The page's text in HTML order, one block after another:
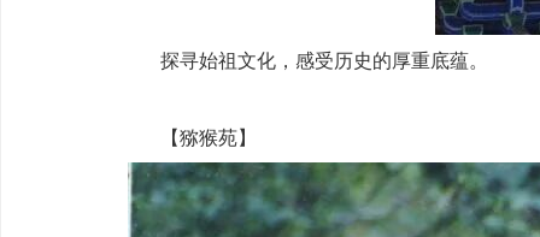
探寻始祖文化，感受历史的厚重底蕴。
【猕猴苑】